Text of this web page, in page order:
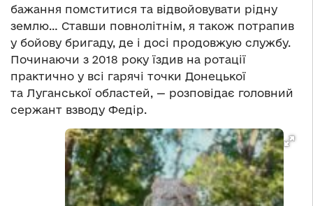
бажання помститися та відвойовувати рідну
землю… Ставши повнолітнім, я також потрапив
у бойову бригаду, де і досі продовжую службу.
Починаючи з 2018 року їздив на ротації
практично у всі гарячі точки Донецької
та Луганської областей, — розповідає головний
сержант взводу Федір.